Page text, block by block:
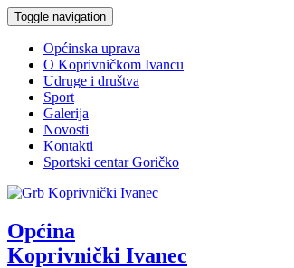
Toggle navigation
Općinska uprava
O Koprivničkom Ivancu
Udruge i društva
Sport
Galerija
Novosti
Kontakti
Sportski centar Goričko
Općina
Koprivnički Ivanec